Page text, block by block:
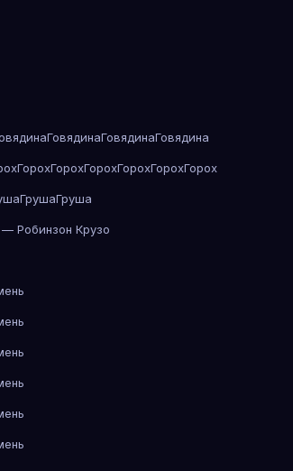
ГовядинаГовядинаГовядина
ГорохГорохГорохГорохГорохГорох
ГрушаГруша
Робинзон Крузо